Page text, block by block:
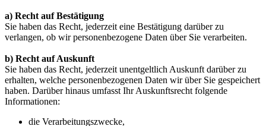
a) Recht auf Bestätigung
Sie haben das Recht, jederzeit eine Bestätigung darüber zu
verlangen, ob wir personenbezogene Daten über Sie verarbeiten.
b) Recht auf Auskunft
Sie haben das Recht, jederzeit unentgeltlich Auskunft darüber zu
erhalten, welche personenbezogenen Daten wir über Sie gespeichert
haben. Darüber hinaus umfasst Ihr Auskunftsrecht folgende
Informationen:
die Verarbeitungszwecke,